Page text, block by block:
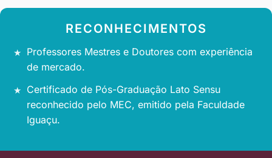
RECONHECIMENTOS
Professores Mestres e Doutores com experiência
de mercado.
Certificado de Pós-Graduação Lato Sensu
reconhecido pelo MEC, emitido pela Faculdade
Iguaçu.